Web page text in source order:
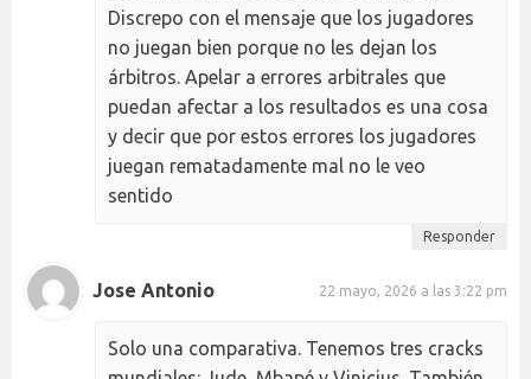
Discrepo con el mensaje que los jugadores
no juegan bien porque no les dejan los
árbitros. Apelar a errores arbitrales que
puedan afectar a los resultados es una cosa
y decir que por estos errores los jugadores
juegan rematadamente mal no le veo
sentido
Responder
Jose Antonio 22 mayo, 2026 a las 3:22 pm
Solo una comparativa. Tenemos tres cracks